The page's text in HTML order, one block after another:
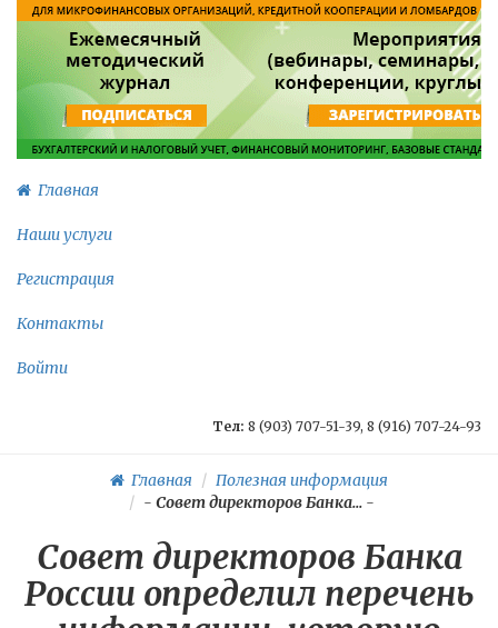
Главная
Наши услуги
Регистрация
Контакты
Войти
Тел: 8 (903) 707-51-39, 8 (916) 707-24-93
Главная
Полезная информация
- Совет директоров Банка... -
Совет директоров Банка
России определил перечень